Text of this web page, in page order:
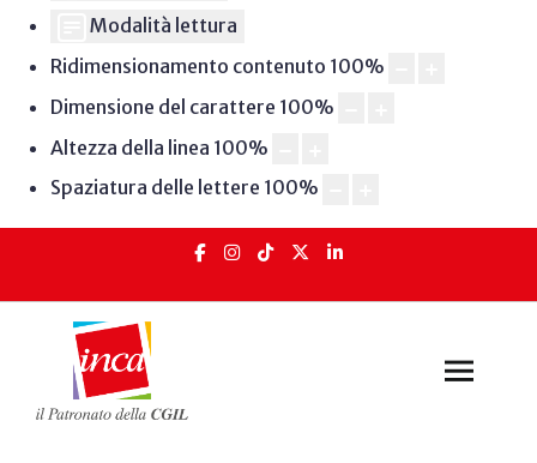
Modalità lettura
Ridimensionamento contenuto 100%
Dimensione del carattere 100%
Altezza della linea 100%
Spaziatura delle lettere 100%